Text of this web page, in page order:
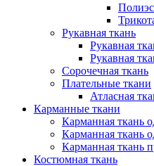
Рукавная ткань
Рукавная
Рукавная
Сорочечная ткань
Плательные ткани
Атласная
Карманные ткани
Карманная ткань
Карманная ткань
Карманная ткань
Костюмная ткань